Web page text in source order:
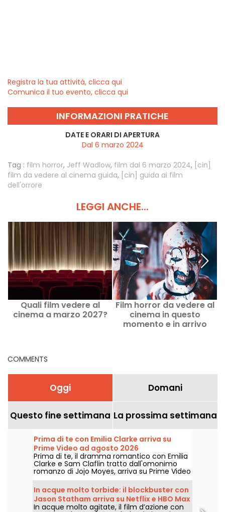
Registra la tua attività, clicca qui
Comunica il tuo evento, clicca qui
INFORMAZIONI PRATICHE
DATE E ORARI DI APERTURA
Dal 6 marzo 2024
Tag : film horror, Jeff Wadlow, film dal 6 marzo 2024, [cin]
film da vedere al cinema guida, [cin] guida ai film
dell'orrore
LEGGI ANCHE...
Quali film vedere al
cinema a marzo 2027?
Film horror da vedere al
cinema in questo
momento e in arrivo
COMMENTS
Oggi Domani
Questo fine settimana La prossima settimana
Prima di te con Emilia Clarke arriva su
Prime Video ad agosto 2026
Prima di te, il dramma romantico con Emilia
Clarke e Sam Claflin tratto dall'omonimo
romanzo di Jojo Moyes, arriva su Prime Video
il 1° agosto 2026.
In acque molto torbide: il blockbuster con
Jason Statham arriva su Netflix e HBO Max
In acque molto agitate, il film d’azione con